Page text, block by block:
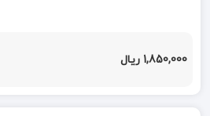
1,850,000 ریال